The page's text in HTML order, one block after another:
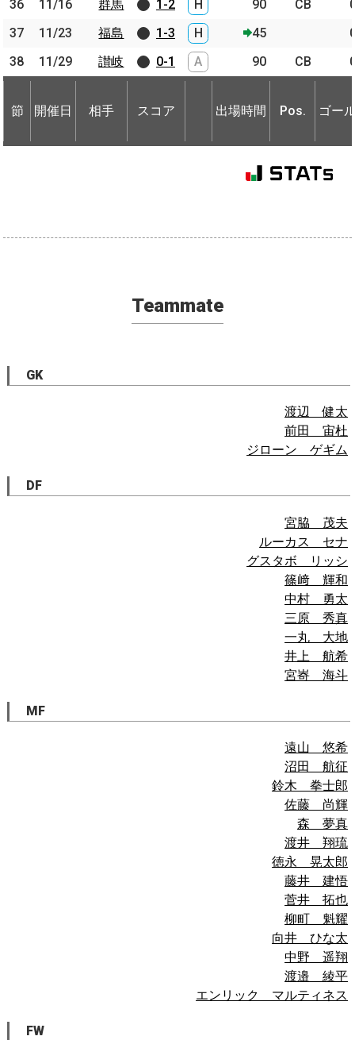
36 11/16 群馬 1-2 H 90 CB
37
11/23 福島 1-3 H 45
38
11/29 讃岐 0-1 A 90 CB
節 開催日 相手 スコア 出場時間 Pos. ゴー
36 11/16
群馬
37
11/23
福島
38
11/29 讃岐
節 開催日 相手
Teammate
GK
渡辺 健太
前田 宙杜
ジローン ゲギム
DF
宮脇 茂夫
ルーカス セナ
グスタボ リッシ
篠﨑 輝和
中村 勇太
三原 秀真
一丸 大地
井上 航希
宮㟢 海斗
MF
遠山 悠希
沼田 航征
鈴木 拳士郎
佐藤 尚輝
森 夢真
渡井 翔琉
徳永 晃太郎
藤井 建悟
菅井 拓也
柳町 魁耀
向井 ひな太
中野 遥翔
渡邉 綾平
エンリック マルティネス
FW